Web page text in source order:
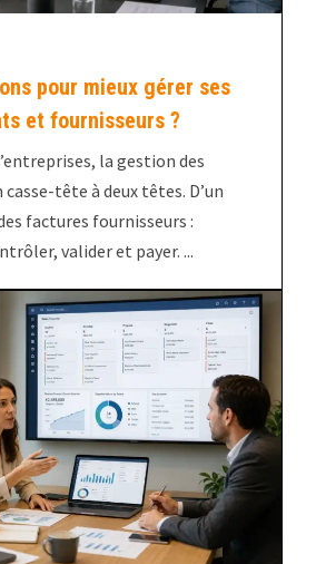
pour mieux gérer ses
et fournisseurs ?
la gestion des
tête à deux têtes. D’un
factures fournisseurs :
valider et payer. ...